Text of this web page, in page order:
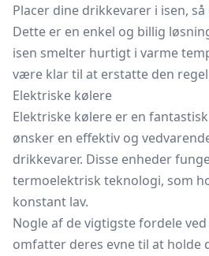
Placer dine drikkevarer i isen,
Dette er en enkel og billig
isen smelter hurtigt i varme
være klar til at erstatte den
Elektriske kølere
Elektriske kølere er en
ønsker en effektiv og
drikkevarer. Disse enheder
termoelektrisk teknologi, som
konstant lav.
Nogle af de vigtigste fordele ved
omfatter deres evne til at holde